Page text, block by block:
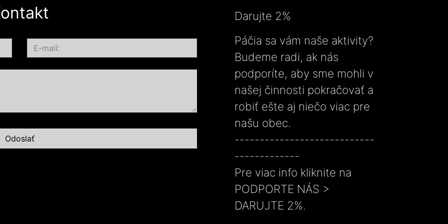
Darujte 2%
Páčia sa vám naše aktivity?
Budeme radi, ak nás
podporíte, aby sme mohli v
našej činnosti pokračovať a
robiť ešte aj niečo viac pre
našu obec.
----------------------------
-------------
Pre viac info kliknite na
PODPORTE NÁS >
DARUJTE 2%.